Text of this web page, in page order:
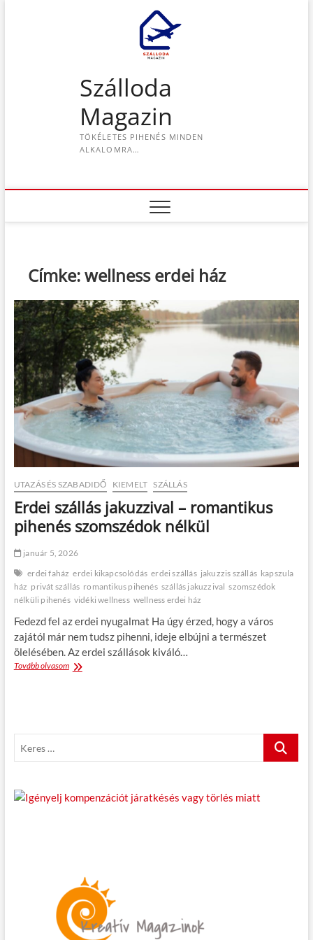
t
Szálloda
Magazin
TÖKÉLETES PIHENÉS MINDEN
ALKALOMRA…
Címke:wellness erdei ház
UTAZÁS ÉS SZABADIDŐ KIEMELT SZÁLLÁS
Erdei szállás jakuzzival – romantikus
pihenés szomszédok nélkül
január 5, 2026
erdei faház erdei kikapcsolódás erdei szállás jakuzzis szállás kapszula
ház privát szállás romantikus pihenés szállás jakuzzival szomszédok
nélküli pihenés vidéki wellness wellness erdei ház
Fedezd fel az erdei nyugalmat Ha úgy érzed, hogy a város
zajától már nem tudsz pihenni, ideje elbújni a természet
ölelésében. Az erdei szállások kiváló…
Tovább olvasomE
s
i
v
a
l